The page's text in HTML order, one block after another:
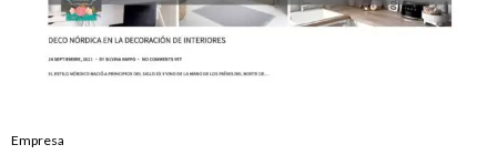
Empresa